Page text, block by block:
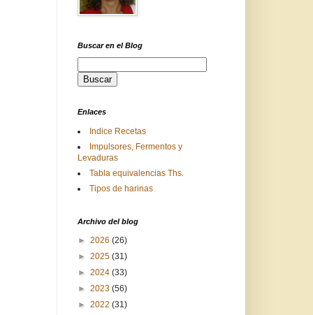
Buscar en el Blog
Enlaces
Indice Recetas
Impulsores, Fermentos y
Levaduras
Tabla equivalencias Ths.
Tipos de harinas
Archivo del blog
► 2026 (26)
► 2025 (31)
► 2024 (33)
► 2023 (56)
► 2022 (31)